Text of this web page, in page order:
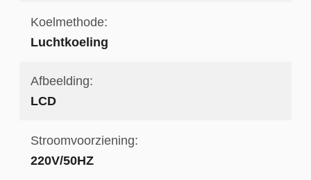
Koelmethode:
Luchtkoeling
Afbeelding:
LCD
Stroomvoorziening:
220V/50HZ